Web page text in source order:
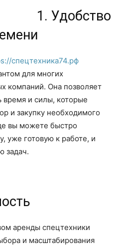
1. Удобство
спецтехника74.рф
для многих
компаний. Она позволяет
время и силы, которые
и закупку необходимого
вы можете быстро
уже готовую к работе, и
задач.
аренды спецтехники
и масштабирования